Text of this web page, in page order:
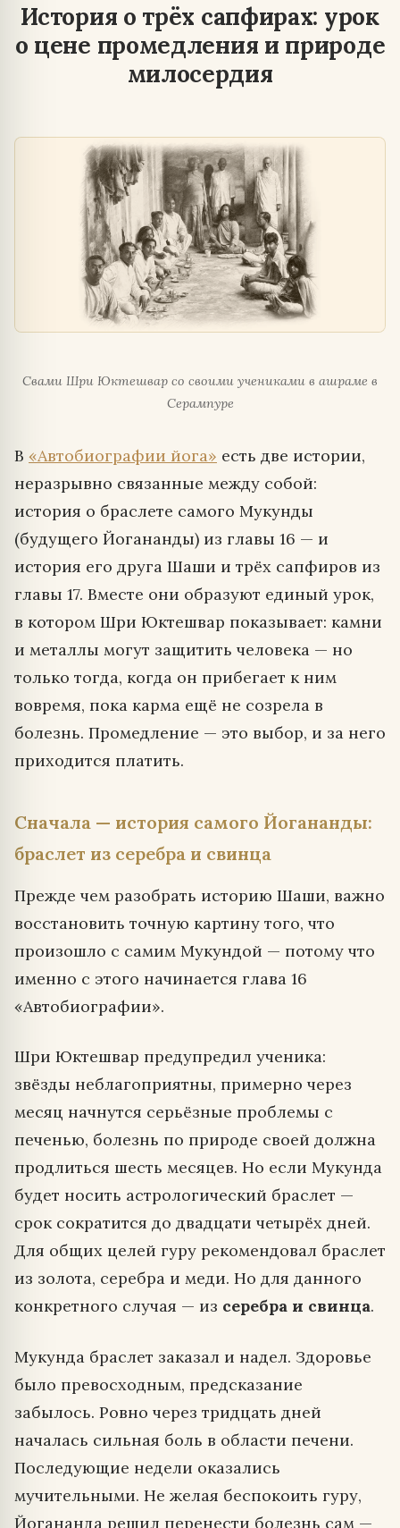
История о трёх сапфирах: урок
о цене промедления и природе
милосердия
Свами Шри Юктешвар со своими учениками в ашраме в
Серампуре
В «Автобиографии йога» есть две истории,
неразрывно связанные между собой:
история о браслете самого Мукунды
(будущего Йогананды) из главы 16 — и
история его друга Шаши и трёх сапфиров из
главы 17. Вместе они образуют единый урок,
в котором Шри Юктешвар показывает: камни
и металлы могут защитить человека — но
только тогда, когда он прибегает к ним
вовремя, пока карма ещё не созрела в
болезнь. Промедление — это выбор, и за него
приходится платить.
Сначала — история самого Йогананды:
браслет из серебра и свинца
Прежде чем разобрать историю Шаши, важно
восстановить точную картину того, что
произошло с самим Мукундой — потому что
именно с этого начинается глава 16
«Автобиографии».
Шри Юктешвар предупредил ученика:
звёзды неблагоприятны, примерно через
месяц начнутся серьёзные проблемы с
печенью, болезнь по природе своей должна
продлиться шесть месяцев. Но если Мукунда
будет носить астрологический браслет —
срок сократится до двадцати четырёх дней.
Для общих целей гуру рекомендовал браслет
из золота, серебра и меди. Но для данного
конкретного случая — из серебра и свинца.
Мукунда браслет заказал и надел. Здоровье
было превосходным, предсказание
забылось. Ровно через тридцать дней
началась сильная боль в области печени.
Последующие недели оказались
мучительными. Не желая беспокоить гуру,
Йогананда решил перенести болезнь сам —